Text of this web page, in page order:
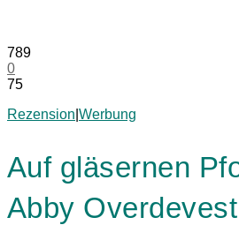
789
0
75
Rezension Werbung
Auf gläsernen
Abby Overdevest